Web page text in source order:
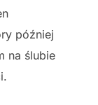
później
na ślubie